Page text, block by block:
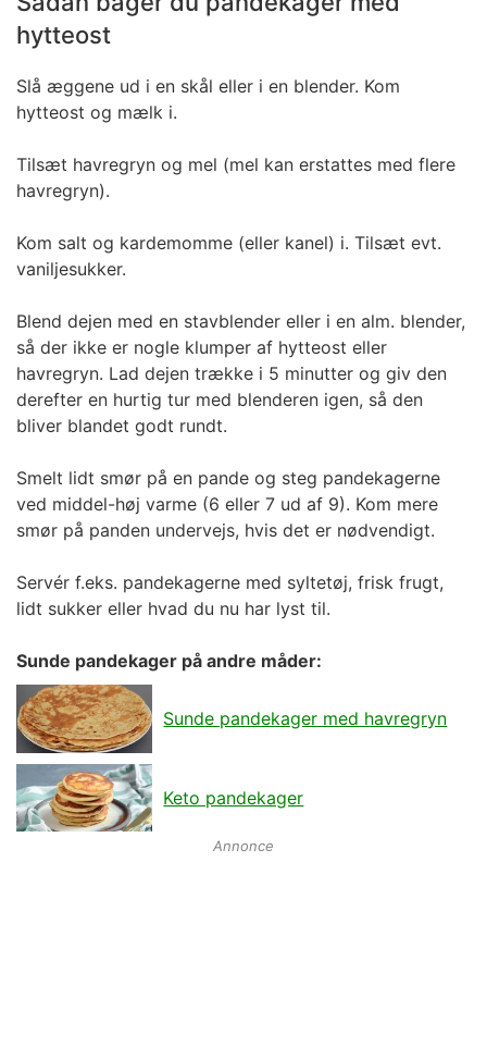
hytteost
Slå æggene ud i en skål eller i en blender. Kom
hytteost og mælk i.
Tilsæt havregryn og mel (mel kan erstattes med flere
havregryn).
Kom salt og kardemomme (eller kanel) i. Tilsæt evt.
vaniljesukker.
Blend dejen med en stavblender eller i en alm. blender,
så der ikke er nogle klumper af hytteost eller
havregryn. Lad dejen trække i 5 minutter og giv den
derefter en hurtig tur med blenderen igen, så den
bliver blandet godt rundt.
Smelt lidt smør på en pande og steg pandekagerne
ved middel-høj varme (6 eller 7 ud af 9). Kom mere
smør på panden undervejs, hvis det er nødvendigt.
Servér f.eks. pandekagerne med syltetøj, frisk frugt,
lidt sukker eller hvad du nu har lyst til.
Sunde pandekager på andre måder:
Sunde pandekager med havregryn
Keto pandekager
Annonce